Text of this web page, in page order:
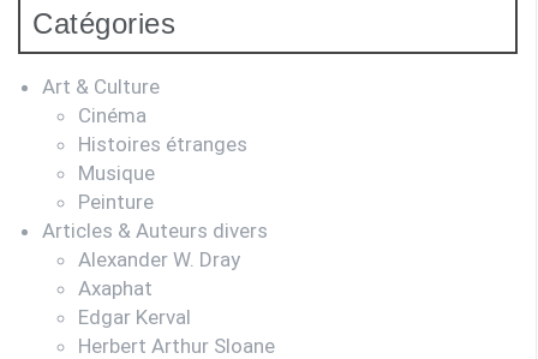
Catégories
Art & Culture
Cinéma
Histoires étranges
Musique
Peinture
Articles & Auteurs divers
Alexander W. Dray
Axaphat
Edgar Kerval
Herbert Arthur Sloane